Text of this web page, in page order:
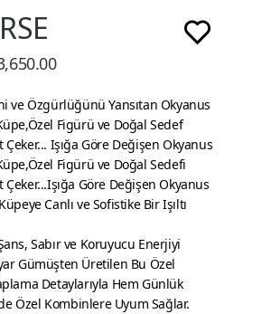
ve Özgürlüğünü Yansıtan Okyanus
Figürü ve Doğal Sedef
Çeker... Işığa Göre Değişen Okyanus
Figürü ve Doğal Sedefi
Çeker...Işığa Göre Değişen Okyanus
Canlı ve Sofistike Bir Işıltı
Sabır ve Koruyucu Enerjiyi
Gümüşten Üretilen Bu Özel
Detaylarıyla Hem Günlük
Özel Kombinlere Uyum Sağlar.